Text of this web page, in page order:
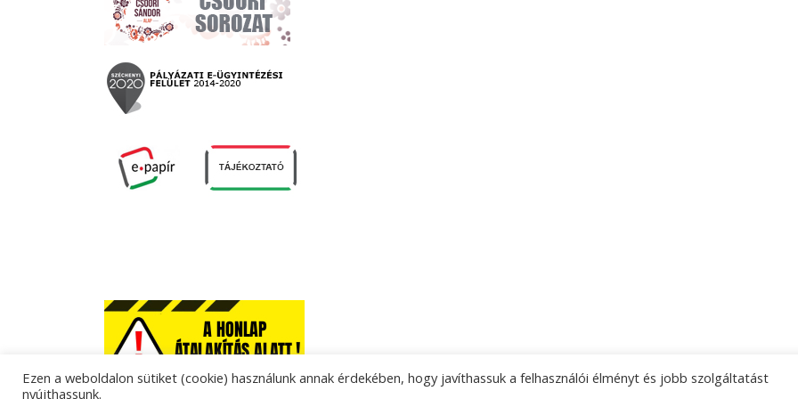
Ezen a weboldalon sütiket (cookie) használunk annak érdekében, hogy javíthassuk a felhasználói élményt és jobb szolgáltatást
nyújthassunk.